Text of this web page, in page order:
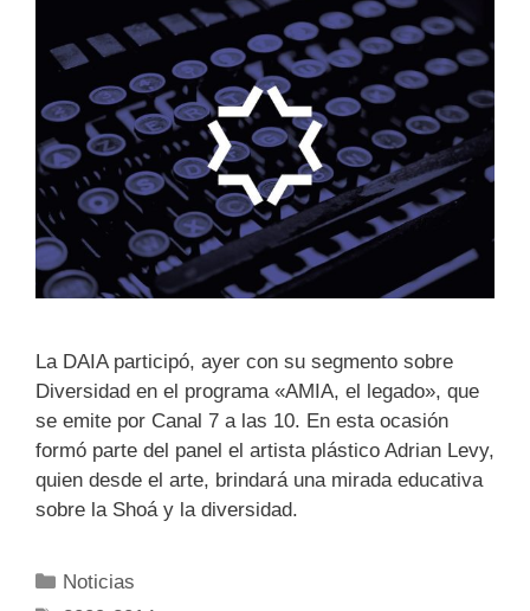
La DAIA participó, ayer con su segmento sobre
Diversidad en el programa «AMIA, el legado», que
se emite por Canal 7 a las 10. En esta ocasión
formó parte del panel el artista plástico Adrian Levy,
quien desde el arte, brindará una mirada educativa
sobre la Shoá y la diversidad.
Noticias